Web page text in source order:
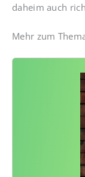
daheim auch
Mehr zum